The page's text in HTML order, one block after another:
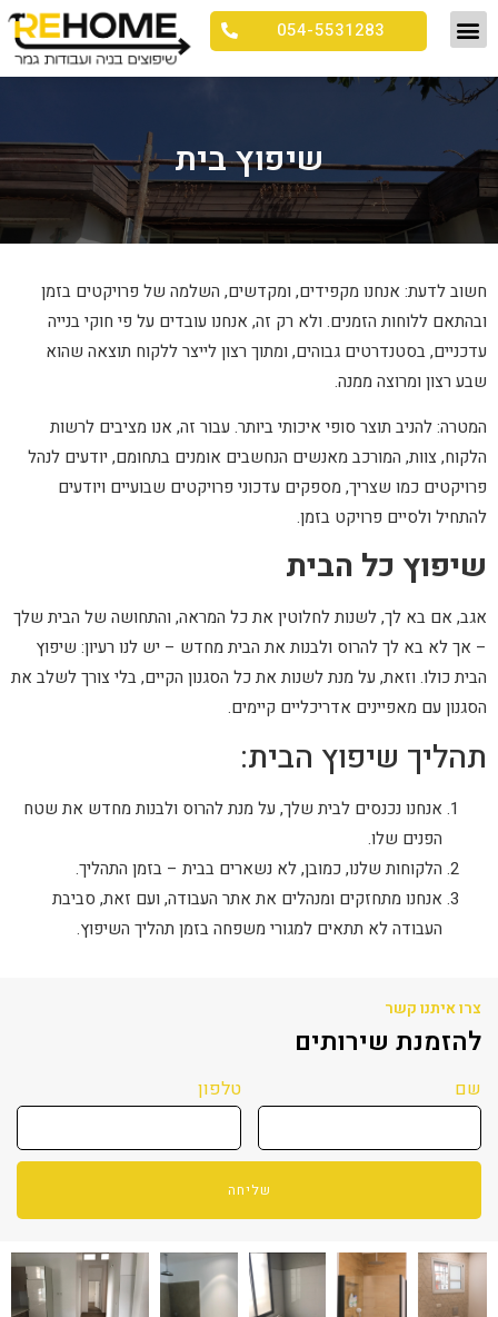
054-5531283
שיפוץ בית
חשוב לדעת: אנחנו מקפידים, ומקדשים, השלמה של פרויקטים בזמן
ובהתאם ללוחות הזמנים. ולא רק זה, אנחנו עובדים על פי חוקי בנייה
עדכניים, בסטנדרטים גבוהים, ומתוך רצון לייצר ללקוח תוצאה שהוא
שבע רצון ומרוצה ממנה.
המטרה: להניב תוצר סופי איכותי ביותר. עבור זה, אנו מציבים לרשות
הלקוח, צוות, המורכב מאנשים הנחשבים אומנים בתחומם, יודעים לנהל
פרויקטים כמו שצריך, מספקים עדכוני פרויקטים שבועיים ויודעים
להתחיל ולסיים פרויקט בזמן.
שיפוץ כל הבית
אגב, אם בא לך, לשנות לחלוטין את כל המראה, והתחושה של הבית שלך
– אך לא בא לך להרוס ולבנות את הבית מחדש – יש לנו רעיון: שיפוץ
הבית כולו. וזאת, על מנת לשנות את כל הסגנון הקיים, בלי צורך לשלב את
הסגנון עם מאפיינים אדריכליים קיימים.
תהליך שיפוץ הבית:
אנחנו נכנסים לבית שלך, על מנת להרוס ולבנות מחדש את שטח
הפנים שלו.
הלקוחות שלנו, כמובן, לא נשארים בבית – בזמן התהליך.
אנחנו מתחזקים ומנהלים את אתר העבודה, ועם זאת, סביבת
העבודה לא תתאים למגורי משפחה בזמן תהליך השיפוץ.
צרו איתנו קשר
להזמנת שירותים
שם טלפון
שליחה